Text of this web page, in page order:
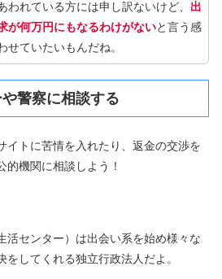
われている方には申し訳ないけど、 出
が何万円にもなるわけがないと言う感
せていたいもんだね。
警察に相談する
イトに苦情を入れたり、返金の交渉を
的機関に相談しよう！
活センター）は出会い系を始め様々な
してくれる独立行政法人だよ。